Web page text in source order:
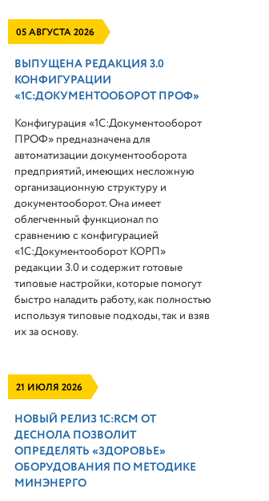
05 АВГУСТА 2026
ВЫПУЩЕНА РЕДАКЦИЯ 3.0
КОНФИГУРАЦИИ
«1С:ДОКУМЕНТООБОРОТ ПРОФ»
Конфигурация «1С:Документооборот
ПРОФ» предназначена для
автоматизации документооборота
предприятий, имеющих несложную
организационную структуру и
документооборот. Она имеет
облегченный функционал по
сравнению с конфигурацией
«1С:Документооборот КОРП»
редакции 3.0 и содержит готовые
типовые настройки, которые помогут
быстро наладить работу, как полностью
используя типовые подходы, так и взяв
их за основу.
21 ИЮЛЯ 2026
НОВЫЙ РЕЛИЗ 1С:RCM ОТ
ДЕСНОЛА ПОЗВОЛИТ
ОПРЕДЕЛЯТЬ «ЗДОРОВЬЕ»
ОБОРУДОВАНИЯ ПО МЕТОДИКЕ
МИНЭНЕРГО